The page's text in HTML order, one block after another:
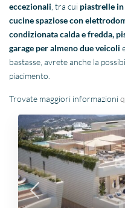
eccezionali , tra cui piastrelle
cucine spaziose con
condizionata calda e fredda,
garage per almeno due veicoli
bastasse, avrete anche la
piacimento.
Trovate maggiori informazioni